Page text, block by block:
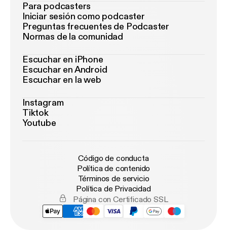
Para podcasters
Iniciar sesión como podcaster
Preguntas frecuentes de Podcaster
Normas de la comunidad
Escuchar en iPhone
Escuchar en Android
Escuchar en la web
Instagram
Tiktok
Youtube
Código de conducta
Política de contenido
Términos de servicio
Política de Privacidad
Página con Certificado SSL